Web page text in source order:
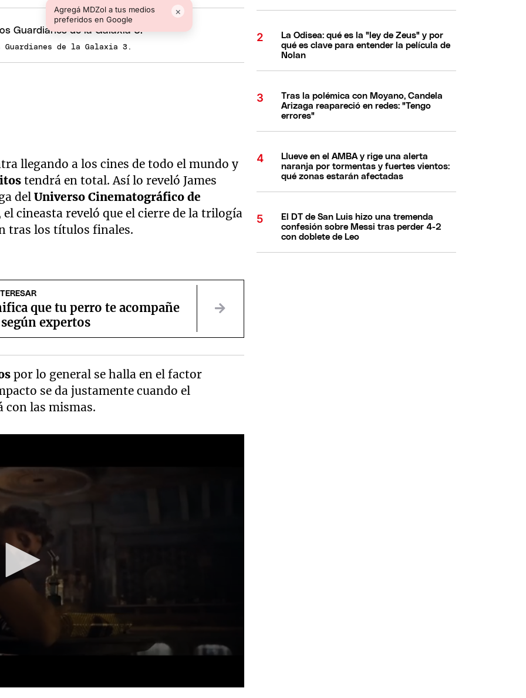
Agregá MDZol a tus medios
preferidos en Google
×
de la Galaxia 3.
llegando a los cines de todo el mundo y
tendrá en total. Así lo reveló James
delUniverso Cinematográfico de
el cineasta reveló que el cierre de la trilogía
tras los títulos finales.
que tu perro te acompañe
expertos
por lo general se halla en el factor
se da justamente cuando el
con las mismas.
La Odisea: qué es la "ley de Zeus" y por
qué es clave para entender la película de
Nolan
Tras la polémica con Moyano, Candela
Arizaga reapareció en redes: "Tengo
errores"
Llueve en el AMBA y rige una alerta
naranja por tormentas y fuertes vientos:
qué zonas estarán afectadas
El DT de San Luis hizo una tremenda
confesión sobre Messi tras perder 4-2
con doblete de Leo